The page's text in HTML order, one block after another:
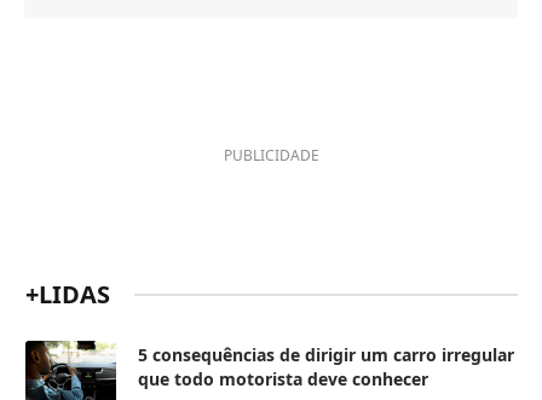
PUBLICIDADE
+LIDAS
5 consequências de dirigir um carro irregular
que todo motorista deve conhecer